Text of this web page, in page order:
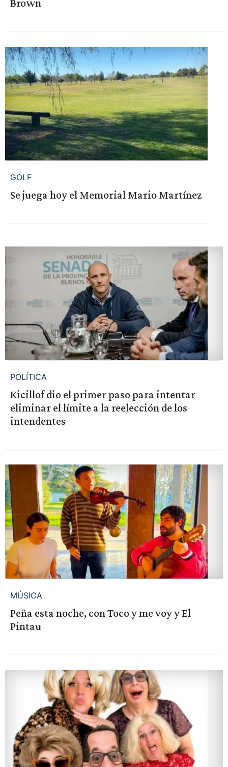
Brown
GOLF
Se juega hoy el Memorial Mario Martínez
POLÍTICA
Kicillof dio el primer paso para intentar
eliminar el límite a la reelección de los
intendentes
MÚSICA
Peña esta noche, con Toco y me voy y El
Pintau